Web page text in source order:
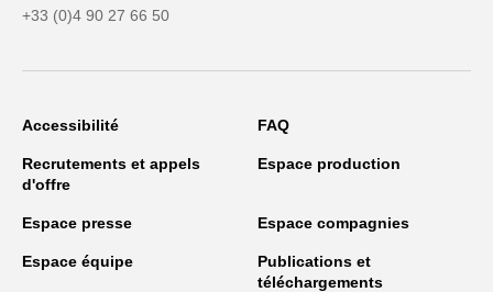
+33 (0)4 90 27 66 50
Accessibilité FAQ
Recrutements et appels
d'offre
Espace production
Espace presse Espace compagnies
Espace équipe
Publications et
téléchargements